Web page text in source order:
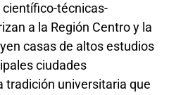
técnicas-
a la Región Centro y la
casas de altos estudios
ciudades
tradición universitaria que